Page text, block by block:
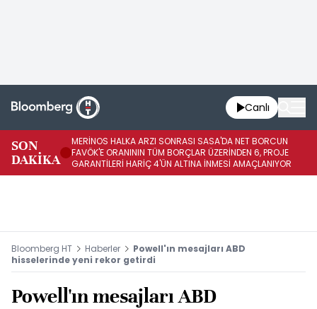
Canlı
SON
DAKİKA
MERİNOS HALKA ARZI SONRASI SASA'DA NET BORCUN
FAVÖK'E ORANININ TÜM BORÇLAR ÜZERİNDEN 6, PROJE
GARANTİLERİ HARİÇ 4'ÜN ALTINA İNMESİ AMAÇLANIYOR
Bloomberg HT Haberler
Powell'ın mesajları ABD
hisselerinde yeni rekor getirdi
Powell'ın mesajları ABD